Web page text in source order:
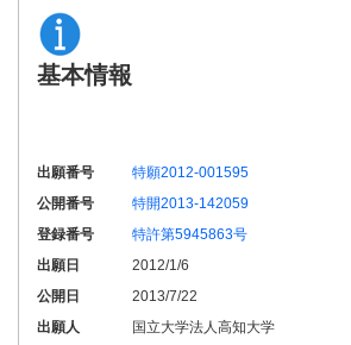
基本情報
出願番号
特願2012-001595
公開番号
特開2013-142059
登録番号
特許第5945863号
出願日
2012/1/6
公開日
2013/7/22
出願人
国立大学法人高知大学